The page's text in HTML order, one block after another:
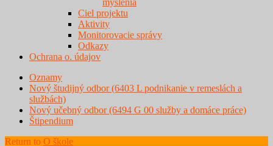
myslenia
Ciel projektu
Aktivity
Monitorovacie správy
Odkazy
Ochrana o. údajov
Oznamy
Nový študijný odbor (6403 L podnikanie v remeslách a
službách)
Nový učebný odbor (6494 G 00 služby a domáce práce)
Štipendium
Return to O škole